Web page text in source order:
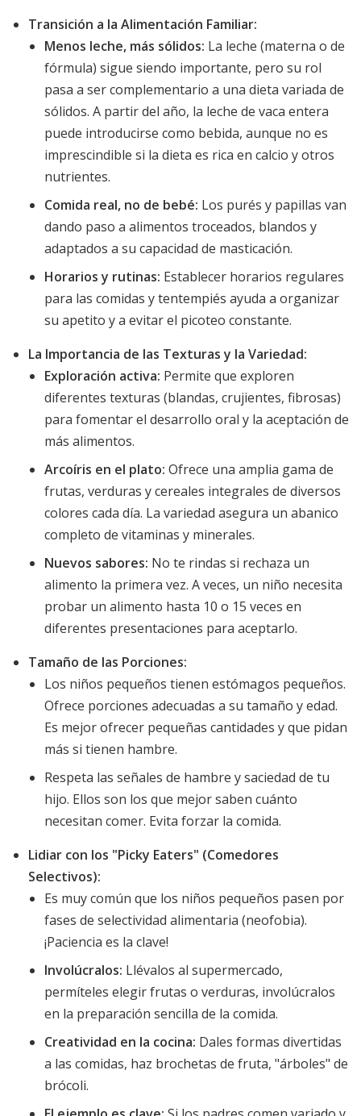
Transición a la Alimentación Familiar:
Menos leche, más sólidos: La leche (materna o de
fórmula) sigue siendo importante, pero su rol
pasa a ser complementario a una dieta variada de
sólidos. A partir del año, la leche de vaca entera
puede introducirse como bebida, aunque no es
imprescindible si la dieta es rica en calcio y otros
nutrientes.
Comida real, no de bebé: Los purés y papillas van
dando paso a alimentos troceados, blandos y
adaptados a su capacidad de masticación.
Horarios y rutinas: Establecer horarios regulares
para las comidas y tentempiés ayuda a organizar
su apetito y a evitar el picoteo constante.
La Importancia de las Texturas y la Variedad:
Exploración activa: Permite que exploren
diferentes texturas (blandas, crujientes, fibrosas)
para fomentar el desarrollo oral y la aceptación de
más alimentos.
Arcoíris en el plato: Ofrece una amplia gama de
frutas, verduras y cereales integrales de diversos
colores cada día. La variedad asegura un abanico
completo de vitaminas y minerales.
Nuevos sabores: No te rindas si rechaza un
alimento la primera vez. A veces, un niño necesita
probar un alimento hasta 10 o 15 veces en
diferentes presentaciones para aceptarlo.
Tamaño de las Porciones:
Los niños pequeños tienen estómagos pequeños.
Ofrece porciones adecuadas a su tamaño y edad.
Es mejor ofrecer pequeñas cantidades y que pidan
más si tienen hambre.
Respeta las señales de hambre y saciedad de tu
hijo. Ellos son los que mejor saben cuánto
necesitan comer. Evita forzar la comida.
Lidiar con los "Picky Eaters" (Comedores
Selectivos):
Es muy común que los niños pequeños pasen por
fases de selectividad alimentaria (neofobia).
¡Paciencia es la clave!
Involúcralos: Llévalos al supermercado,
permíteles elegir frutas o verduras, involúcralos
en la preparación sencilla de la comida.
Creatividad en la cocina: Dales formas divertidas
a las comidas, haz brochetas de fruta, "árboles" de
brócoli.